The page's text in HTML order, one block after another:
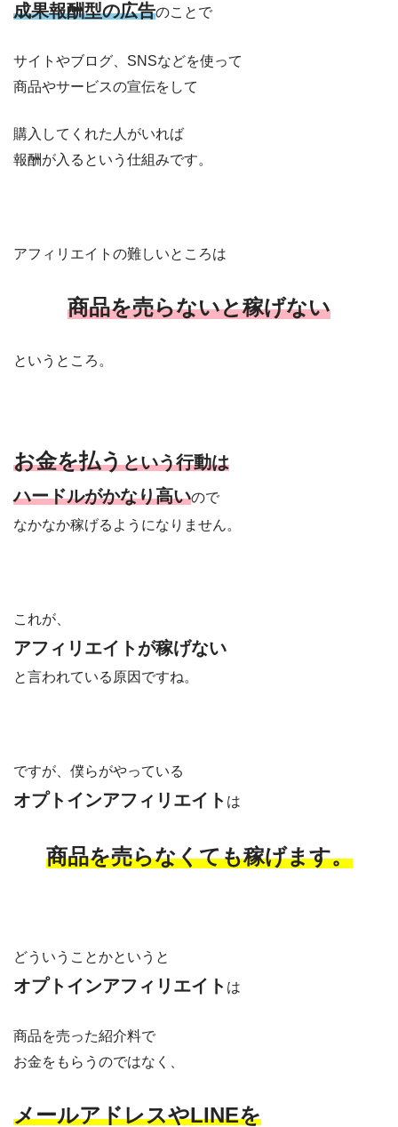
成果報酬型の広告のことで
サイトやブログ、SNSなどを使って
商品やサービスの宣伝をして
購入してくれた人がいれば
報酬が入るという仕組みです。
アフィリエイトの難しいところは
商品を売らないと稼げない
というところ。
お金を払うという行動は
ハードルがかなり高いので
なかなか稼げるようになりません。
これが、
アフィリエイトが稼げない
と言われている原因ですね。
ですが、僕らがやっている
オプトインアフィリエイト は
商品を売らなくても稼げます。
どういうことかというと
オプトインアフィリエイト は
商品を売った紹介料で
お金をもらうのではなく、
メールアドレスやLINEを